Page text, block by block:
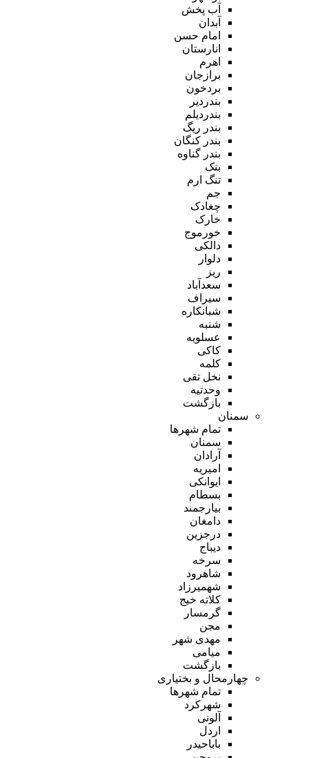
آب پخش
آبدان
امام حسن
انارستان
اهرم
برازجان
بردخون
بندردیر
بندردیلم
بندر ریگ
بندر کنگان
بندر گناوه
بنک
تنگ ارم
جم
چغادک
خارک
خورموج
دالکی
دلوار
ریز
سعدآباد
سیراف
شبانکاره
شنبه
عسلویه
کاکی
کلمه
نخل تقی
وحدتیه
بازگشت
سمنان
تمام شهر‌ها
سمنان
آرادان
امیریه
ایوانکی
بسطام
بیارجمند
دامغان
درجزین
دیباج
سرخه
شاهرود
شهمیرزاد
کلاته خیج
گرمسار
مجن
مهدی شهر
میامی
بازگشت
چهارمحال و بختیاری
تمام شهر‌ها
شهرکرد
آلونی
اردل
باباحیدر